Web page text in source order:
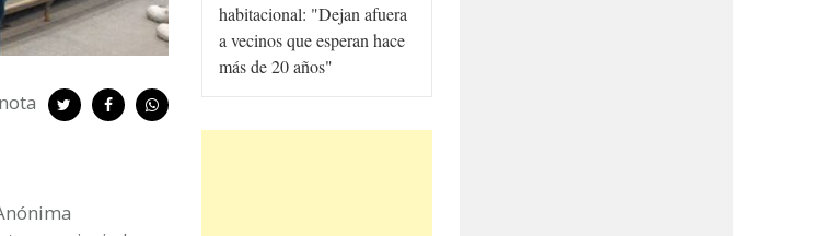
habitacional: "Dejan afuera
a vecinos que esperan hace
más de 20 años"